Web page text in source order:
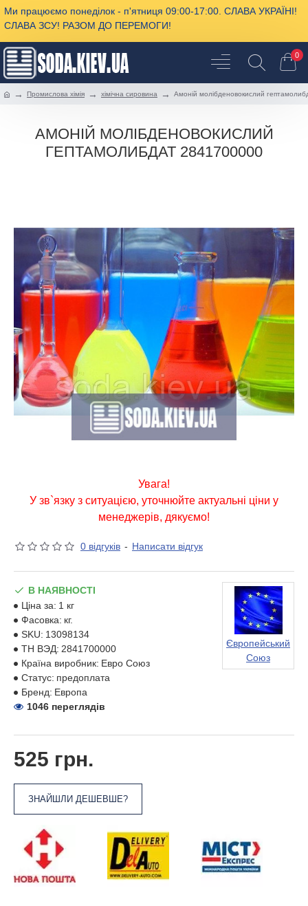
Ми працюємо понеділок - п'ятниця 09:00-17:00. СЛАВА УКРАЇНІ!
СЛАВА ЗСУ! РАЗОМ ДО ПЕРЕМОГИ!
0
Промислова хімія хімічна сировина Амоній молібденовокислий
АМОНІЙ МОЛІБДЕНОВОКИСЛИЙ
ГЕПТАМОЛИБДАТ 2841700000
Увага!
У зв`язку з ситуацією, уточнюйте актуальні ціни у
менеджерів, дякуємо!
0 відгуків - Написати відгук
525 грн.
ЗНАЙШЛИ ДЕШЕВШЕ?
В НАЯВНОСТІ
Ціна за: 1 кг
Фасовка: кг.
SKU: 13098134
ТН ВЭД: 2841700000
Країна виробник: Евро Союз
Статус: предоплата
Бренд: Европа
Європейський
Союз
1046 переглядів